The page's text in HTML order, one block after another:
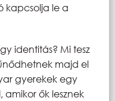
kapcsolja le a
identitás? Mi tesz
majd el
gyerekek egy
ők lesznek